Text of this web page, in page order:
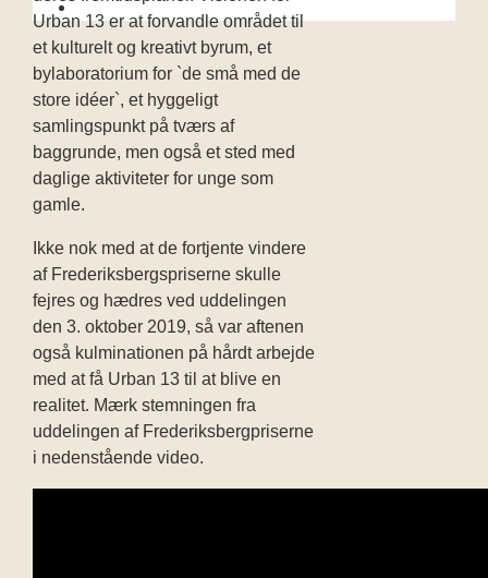
Urban 13 er at forvandle området til
et kulturelt og kreativt byrum, et
bylaboratorium for `de små med de
store idéer`, et hyggeligt
samlingspunkt på tværs af
baggrunde, men også et sted med
daglige aktiviteter for unge som
gamle.
Ikke nok med at de fortjente vindere
af Frederiksbergspriserne skulle
fejres og hædres ved uddelingen
den 3. oktober 2019, så var aftenen
også kulminationen på hårdt arbejde
med at få Urban 13 til at blive en
realitet. Mærk stemningen fra
uddelingen af Frederiksbergpriserne
i nedenstående video.